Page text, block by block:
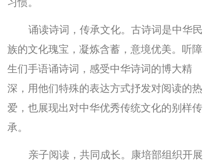
习惯。
诵读诗词，传承文化。古诗词是中华民
族的文化瑰宝，凝炼含蓄，意境优美。听障
生们手语诵诗词，感受中华诗词的博大精
深，用他们特殊的表达方式抒发对阅读的热
爱，也展现出对中华优秀传统文化的别样传
承。
亲子阅读，共同成长。康培部组织开展